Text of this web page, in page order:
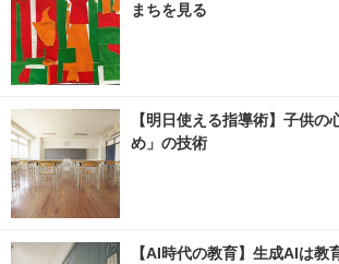
まちを見る
【明日使える指導術】子供の
め」の技術
【AI時代の教育】生成AIは教